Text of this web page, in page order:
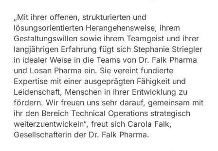
„Mit ihrer offenen, strukturierten und
lösungsorientierten Herangehensweise, ihrem
Gestaltungswillen sowie ihrem Teamgeist und ihrer
langjährigen Erfahrung fügt sich Stephanie Striegler
in idealer Weise in die Teams von Dr. Falk Pharma
und Losan Pharma ein. Sie vereint fundierte
Expertise mit einer ausgeprägten Fähigkeit und
Leidenschaft, Menschen in ihrer Entwicklung zu
fördern. Wir freuen uns sehr darauf, gemeinsam mit
ihr den Bereich Technical Operations strategisch
weiterzuentwickeln“, freut sich Carola Falk,
Gesellschafterin der Dr. Falk Pharma.